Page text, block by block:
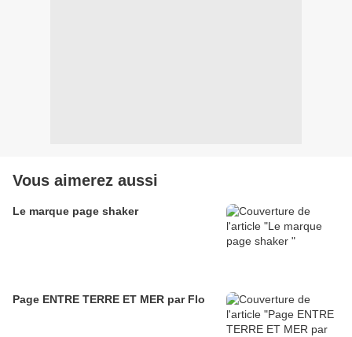
Vous aimerez aussi
Le marque page shaker
Page ENTRE TERRE ET MER par Flo